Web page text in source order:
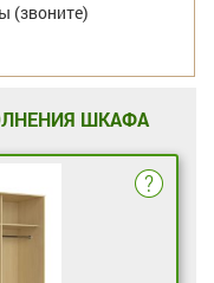
(звоните)
ШКАФА